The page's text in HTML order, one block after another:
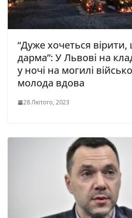
“Дуже хочеться
дарма”: У Львові на
у ночі на могилі
молода вдова
28 Лютого, 2023